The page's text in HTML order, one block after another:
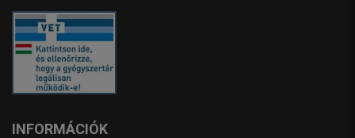
INFORMÁCIÓK